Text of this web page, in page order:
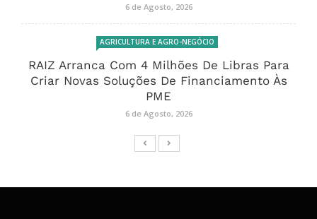
6 de Agosto, 2026
AGRICULTURA E AGRO-NEGÓCIO
RAIZ Arranca Com 4 Milhões De Libras Para
Criar Novas Soluções De Financiamento Às
PME
6 de Agosto, 2026